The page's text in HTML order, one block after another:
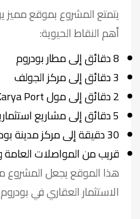
يتمتع المشروع بموقع
أهم النقاط الحيوية:
8 دقائق إلى مطار بودروم
3 دقائق إلى مركز الجولف
2 دقائق إلى مول Karya Port
5 دقائق إلى مشاريع استثمارية كبرى
30 دقيقة إلى مركز مدينة بودروم
قريب من المواصلات العامة
هذا الموقع يجعل المشروع
الاستثمار العقاري في بودروم